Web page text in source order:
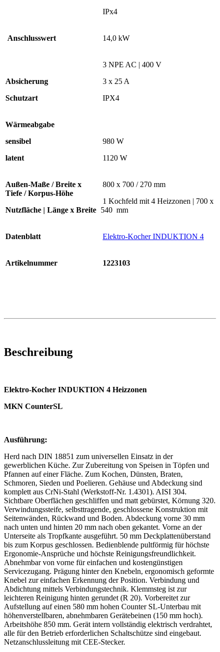
IPx4
Anschlusswert 14,0 kW
Absicherung
Schutzart
3 NPE AC | 400 V
3 x 25 A
IPX4
Wärmeabgabe
sensibel
latent
980 W
1120 W
Außen-Maße / Breite x
Tiefe / Korpus-Höhe
Nutzfläche | Länge x Breite
800 x 700 / 270 mm
1 Kochfeld mit 4 Heizzonen | 700 x
540 mm
Datenblatt Elektro-Kocher INDUKTION 4
Artikelnummer 1223103
Beschreibung
Elektro-Kocher INDUKTION 4 Heizzonen
MKN CounterSL
Ausführung:
Herd nach DIN 18851 zum universellen Einsatz in der
gewerblichen Küche. Zur Zubereitung von Speisen in Töpfen und
Pfannen auf einer Fläche. Zum Kochen, Dünsten, Braten,
Schmoren, Sieden und Poelieren. Gehäuse und Abdeckung sind
komplett aus CrNi-Stahl (Werkstoff-Nr. 1.4301). AISI 304.
Sichtbare Oberflächen geschliffen und matt gebürstet, Körnung 320.
Verwindungssteife, selbsttragende, geschlossene Konstruktion mit
Seitenwänden, Rückwand und Boden. Abdeckung vorne 30 mm
nach unten und hinten 20 mm nach oben gekantet. Vorne an der
Unterseite als Tropfkante ausgeführt. 50 mm Deckplattenüberstand
bis zum Korpus geschlossen. Bedienblende pultförmig für höchste
Ergonomie-Ansprüche und höchste Reinigungsfreundlichkeit.
Abnehmbar von vorne für einfachen und kostengünstigen
Servicezugang. Prägung hinter den Knebeln, ergonomisch geformte
Knebel zur einfachen Erkennung der Position. Verbindung und
Abdichtung mittels Verbindungstechnik. Klemmsteg ist zur
leichteren Reinigung hinten gerundet (R 20). Vorbereitet zur
Aufstellung auf einen 580 mm hohen Counter SL-Unterbau mit
höhenverstellbaren, abnehmbaren Gerätebeinen (150 mm hoch).
Arbeitshöhe 850 mm. Gerät intern vollständig elektrisch verdrahtet,
alle für den Betrieb erforderlichen Schaltschütze sind eingebaut.
Netzanschlussleitung mit CEE-Stecker.